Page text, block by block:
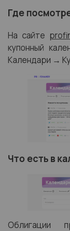
Где
На сайте
купонный
Календари →
Что есть в
Облигации